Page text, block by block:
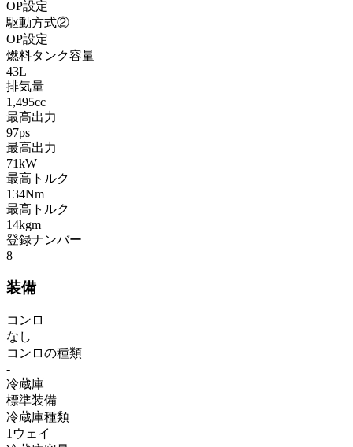
OP設定
駆動方式②
OP設定
燃料タンク容量
43L
排気量
1,495cc
最高出力
97ps
最高出力
71kW
最高トルク
134Nm
最高トルク
14kgm
登録ナンバー
8
装備
コンロ
なし
コンロの種類
-
冷蔵庫
標準装備
冷蔵庫種類
1ウェイ